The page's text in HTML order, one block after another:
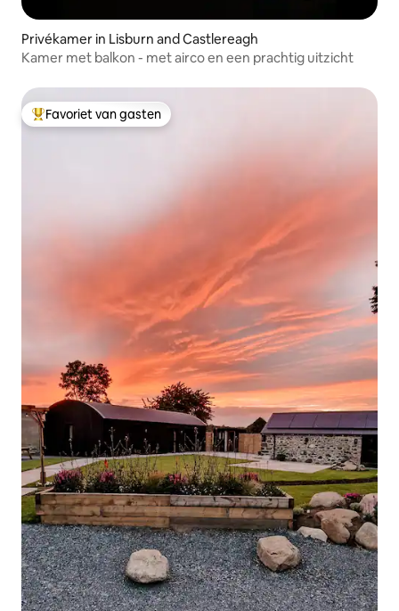
Privékamer in Lisburn and Castlereagh
Kamer met balkon - met airco en een prachtig uitzicht
Topfavoriet van gasten
Favoriet van gasten